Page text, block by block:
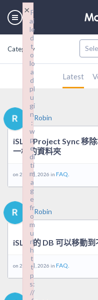
Category
Latest
Robin
iSLM Project Sync 移
一樣的資料夾
on 29 5 月, 2026 in FAQ.
Robin
iSLM 的 DB 可以移動到
on 29 5 月, 2026 in FAQ.
F
ai
le
d
t
o
lo
a
d
pl
u
gi
n
:
w
p
e
di
ti
m
a
g
e
fr
o
m
u
rl
h
t
t
p
s:
//
×